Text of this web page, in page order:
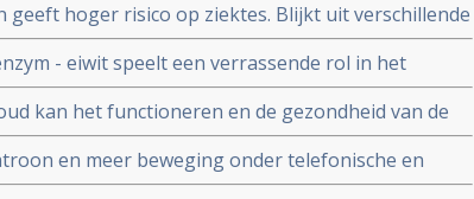
geeft hoger risico op ziektes. Blijkt uit verschillende
- eiwit speelt een verrassende rol in het
kan het functioneren en de gezondheid van de
ongeacht de leeftijd
en meer beweging onder telefonische en
kwaliteit van leven en functioneren van